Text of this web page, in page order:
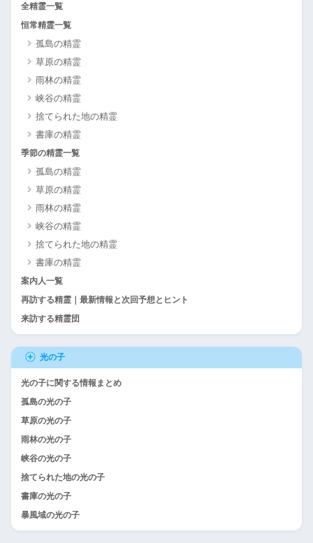
全精霊一覧
恒常精霊一覧
孤島の精霊
草原の精霊
雨林の精霊
峡谷の精霊
捨てられた地の精霊
書庫の精霊
季節の精霊一覧
孤島の精霊
草原の精霊
雨林の精霊
峡谷の精霊
捨てられた地の精霊
書庫の精霊
案内人一覧
再訪する精霊｜最新情報と次回予想とヒント
来訪する精霊団
光の子
光の子に関する情報まとめ
孤島の光の子
草原の光の子
雨林の光の子
峡谷の光の子
捨てられた地の光の子
書庫の光の子
暴風域の光の子